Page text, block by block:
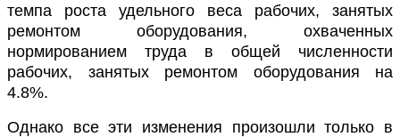
темпа роста удельного веса рабочих, занятых
ремонтом оборудования, охваченных
нормированием труда в общей численности
рабочих, занятых ремонтом оборудования на
4.8%.
Однако все эти изменения произошли только в